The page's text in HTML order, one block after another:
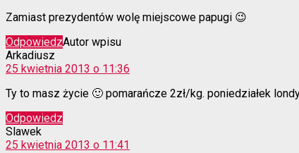
Zamiast prezydentów wolę miejscowe papugi 😉
OdpowiedzAutor wpisu
Arkadiusz
25 kwietnia 2013 o 11:36
Ty to masz życie 🙂 pomarańcze 2zł/kg. poniedziałek
Odpowiedz
Slawek
25 kwietnia 2013 o 11:41